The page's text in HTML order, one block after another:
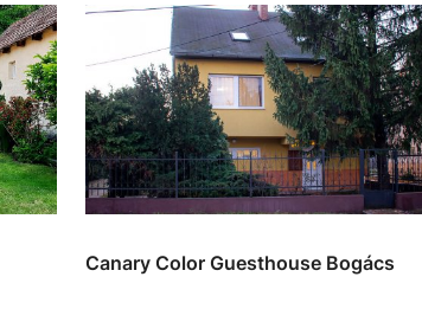
Canary Color Guesthouse Bogács